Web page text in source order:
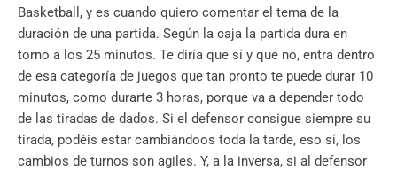
Basketball, y es cuando quiero comentar el tema de la
duración de una partida. Según la caja la partida dura en
torno a los 25 minutos. Te diría que sí y que no, entra dentro
de esa categoría de juegos que tan pronto te puede durar 10
minutos, como durarte 3 horas, porque va a depender todo
de las tiradas de dados. Si el defensor consigue siempre su
tirada, podéis estar cambiándoos toda la tarde, eso sí, los
cambios de turnos son agiles. Y, a la inversa, si al defensor